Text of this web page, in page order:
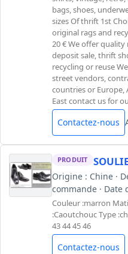
bags, shoes,
sizes Of thrift 1st
original rags and
20 € We offer
deposit sale, thrift
recycling or reuse
street vendors,
countries or Europe,
East contact us for
Contactez-nous
PRODUIT
Origine : Chine ·
commande ·
Couleur :marron
:Caoutchouc Type
43 44 45 46
Contactez-nous